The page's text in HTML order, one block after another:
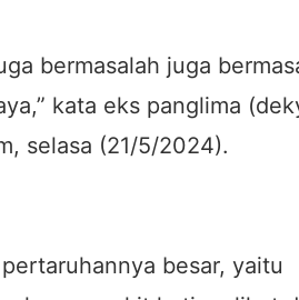
bermasalah juga
kata eks panglima
selasa (21/5/2024).
besar, yaitu